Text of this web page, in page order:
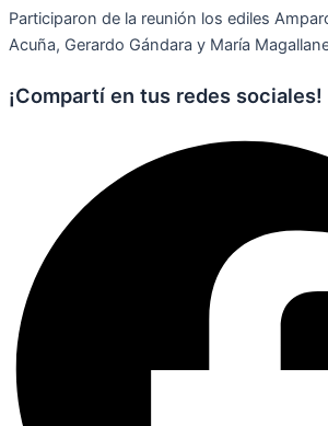
Participaron de la reunión los ediles
Acuña, Gerardo Gándara y María
¡Compartí en tus redes sociales!